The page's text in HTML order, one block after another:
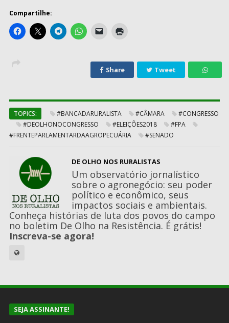
Compartilhe:
Share Tweet
TOPICS: #BANCADARURALISTA #CÂMARA
#CONGRESSO
#DEOLHONOCONGRESSO
#ELEIÇÕES2018
#FPA
#FRENTEPARLAMENTARDAAGROPECUÁRIA
#SENADO
DE OLHO NOS RURALISTAS
Um observatório jornalístico
sobre o agronegócio: seu poder
político e econômico, seus
impactos sociais e ambientais.
Conheça histórias de luta dos povos do campo
no boletim De Olho na Resistência. É grátis!
Inscreva-se agora!
SEJA ASSINANTE!